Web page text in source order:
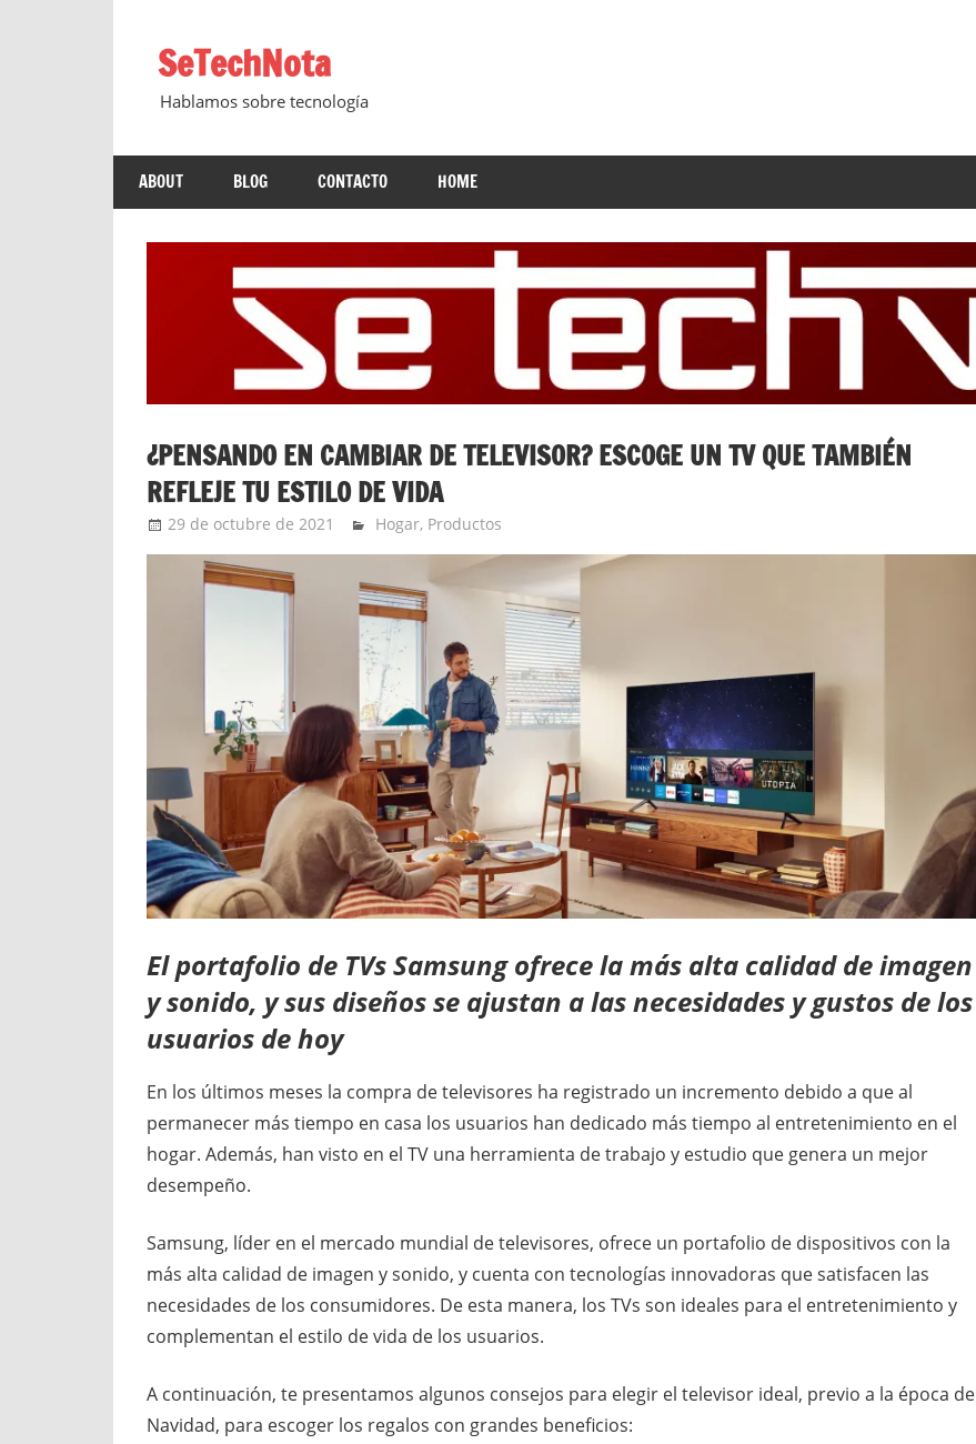
contenidoSeTechNota
Hablamos sobre tecnología
ABOUT BLOG CONTACTO HOME
¿PENSANDO EN CAMBIAR DE TELEVISOR? ESCOGE UN TV QUE TAMBIÉN
REFLEJE TU ESTILO DE VIDA
29 de octubre de 2021 Ernesto Herrera
Hogar, Productos
El portafolio de TVs Samsung ofrece la más alta calidad de imagen
y sonido, y sus diseños se ajustan a las necesidades y gustos de los
usuarios de hoy
En los últimos meses la compra de televisores ha registrado un incremento debido a que al
permanecer más tiempo en casa los usuarios han dedicado más tiempo al entretenimiento en el
hogar. Además, han visto en el TV una herramienta de trabajo y estudio que genera un mejor
desempeño.
Samsung, líder en el mercado mundial de televisores, ofrece un portafolio de dispositivos con la
más alta calidad de imagen y sonido, y cuenta con tecnologías innovadoras que satisfacen las
necesidades de los consumidores. De esta manera, los TVs son ideales para el entretenimiento y
complementan el estilo de vida de los usuarios.
A continuación, te presentamos algunos consejos para elegir el televisor ideal, previo a la época de
Navidad, para escoger los regalos con grandes beneficios: